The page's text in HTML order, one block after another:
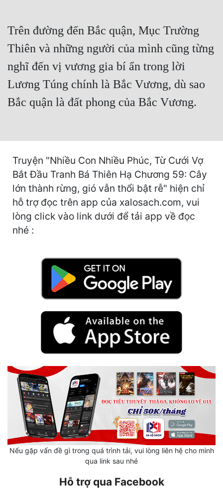
Cung Đấu
Cạnh Kỹ
Cổ Tiên Hiệp
Cổ Đại
Dã Sử
Dị Giới
Dị Năng
Gia Đấu
Góc Nhìn Nam
Huyền Huyễn
Khoa Huyễn
Khoa Huyễn Không Gian
Kiếm Hiệp
Trên đường đến Bắc quận, Mục Trường
Thiên và những người của mình cũng từng
nghĩ đến vị vương gia bí ẩn trong lời
Lương Túng chính là Bắc Vương, dù sao
Bắc quận là đất phong của Bắc Vương.
Truyện "Nhiều Con Nhiều Phúc, Từ Cưới Vợ
Bắt Đầu Tranh Bá Thiên Hạ Chương 59: Cây
lớn thành rừng, gió vẫn thổi bật rễ" hiện chỉ
hỗ trợ đọc trên app của xalosach.com, vui
lòng click vào link dưới để tải app về đọc
nhé :
Nếu gặp vấn đề gì trong quá trình tải, vui lòng liên hệ cho mình
qua link sau nhé
Hỗ trợ qua Facebook